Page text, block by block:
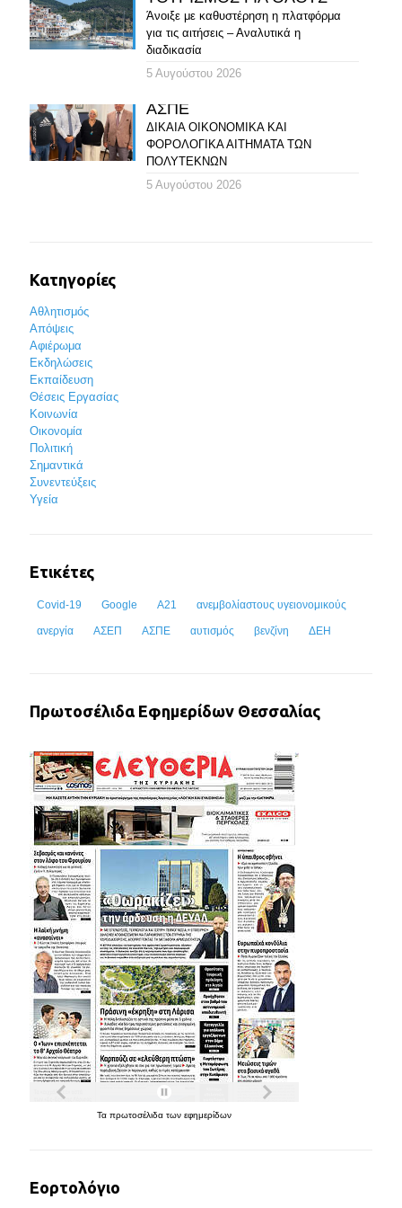
Άνοιξε με καθυστέρηση η πλατφόρμα
για τις αιτήσεις – Αναλυτικά η
διαδικασία
5 Αυγούστου 2026
ΑΣΠΕ
ΔΙΚΑΙΑ ΟΙΚΟΝΟΜΙΚΑ ΚΑΙ
ΦΟΡΟΛΟΓΙΚΑ ΑΙΤΗΜΑΤΑ ΤΩΝ
ΠΟΛΥΤΕΚΝΩΝ
5 Αυγούστου 2026
Κατηγορίες
Αθλητισμός
Απόψεις
Αφιέρωμα
Εκδηλώσεις
Εκπαίδευση
Θέσεις Εργασίας
Κοινωνία
Οικονομία
Πολιτική
Σημαντικά
Συνεντεύξεις
Υγεία
Ετικέτες
Covid-19 Google Α21 ανεμβολίαστους υγειονομικούς
ανεργία ΑΣΕΠ ΑΣΠΕ αυτισμός βενζίνη ΔΕΗ
Πρωτοσέλιδα Εφημερίδων Θεσσαλίας
Τα πρωτοσέλιδα των εφημερίδων
Εορτολόγιο